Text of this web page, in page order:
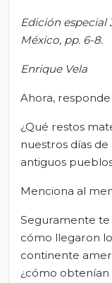
Edición especial
México, pp. 6-8.
Enrique Vela
Ahora,
¿Qué restos
nuestros días
antiguos
Menciona al
Seguramente te
cómo llegaron
continente
¿cómo obtenían